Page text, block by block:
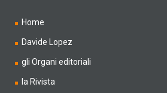
Home
Davide Lopez
gli Organi editoriali
la Rivista